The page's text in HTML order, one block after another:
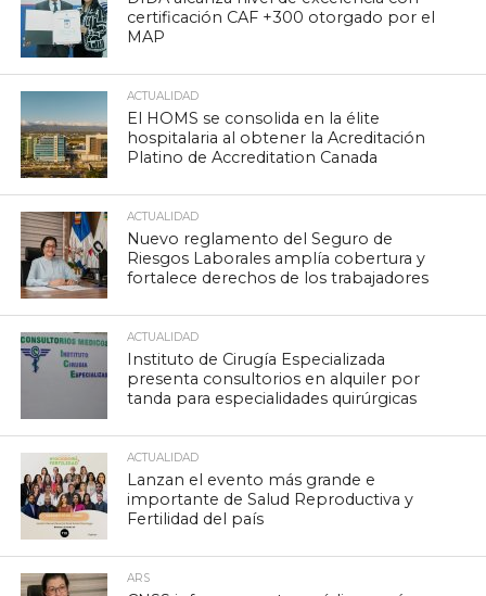
certificación CAF +300 otorgado por el
MAP
ACTUALIDAD
El HOMS se consolida en la élite
hospitalaria al obtener la Acreditación
Platino de Accreditation Canada
ACTUALIDAD
Nuevo reglamento del Seguro de
Riesgos Laborales amplía cobertura y
fortalece derechos de los trabajadores
ACTUALIDAD
Instituto de Cirugía Especializada
presenta consultorios en alquiler por
tanda para especialidades quirúrgicas
ACTUALIDAD
Lanzan el evento más grande e
importante de Salud Reproductiva y
Fertilidad del país
ARS